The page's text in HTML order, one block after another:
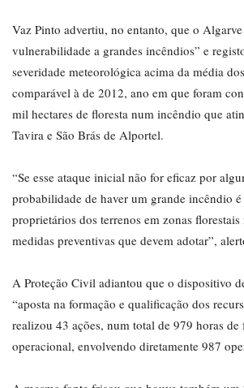
Vaz Pinto advertiu, no entanto, que o
vulnerabilidade a grandes incêndios” e
severidade meteorológica acima da média
comparável à de 2012, ano em que foram
mil hectares de floresta num incêndio que
Tavira e São Brás de Alportel.
“Se esse ataque inicial não for eficaz por
probabilidade de haver um grande incêndio
proprietários dos terrenos em zonas florestais
medidas preventivas que devem adotar”,
A Proteção Civil adiantou que o dispositivo
“aposta na formação e qualificação dos
realizou 43 ações, num total de 979 horas de
operacional, envolvendo diretamente 987